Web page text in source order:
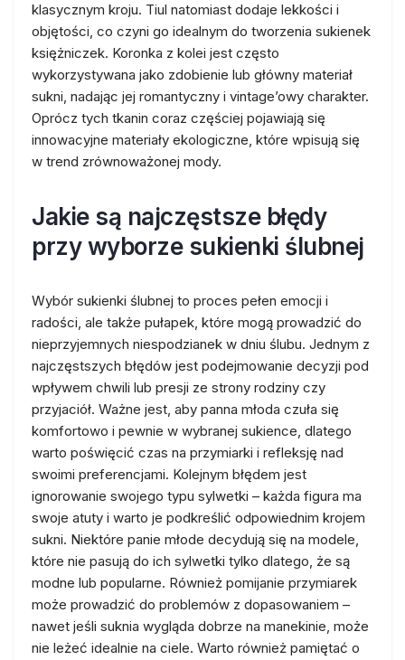
klasycznym kroju. Tiul natomiast dodaje lekkości i
objętości, co czyni go idealnym do tworzenia sukienek
księżniczek. Koronka z kolei jest często
wykorzystywana jako zdobienie lub główny materiał
sukni, nadając jej romantyczny i vintage’owy charakter.
Oprócz tych tkanin coraz częściej pojawiają się
innowacyjne materiały ekologiczne, które wpisują się
w trend zrównoważonej mody.
Jakie są najczęstsze błędy
przy wyborze sukienki ślubnej
Wybór sukienki ślubnej to proces pełen emocji i
radości, ale także pułapek, które mogą prowadzić do
nieprzyjemnych niespodzianek w dniu ślubu. Jednym z
najczęstszych błędów jest podejmowanie decyzji pod
wpływem chwili lub presji ze strony rodziny czy
przyjaciół. Ważne jest, aby panna młoda czuła się
komfortowo i pewnie w wybranej sukience, dlatego
warto poświęcić czas na przymiarki i refleksję nad
swoimi preferencjami. Kolejnym błędem jest
ignorowanie swojego typu sylwetki – każda figura ma
swoje atuty i warto je podkreślić odpowiednim krojem
sukni. Niektóre panie młode decydują się na modele,
które nie pasują do ich sylwetki tylko dlatego, że są
modne lub popularne. Również pomijanie przymiarek
może prowadzić do problemów z dopasowaniem –
nawet jeśli suknia wygląda dobrze na manekinie, może
nie leżeć idealnie na ciele. Warto również pamiętać o